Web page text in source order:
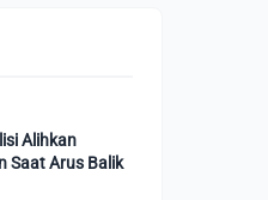
Alihkan
Saat Arus Balik